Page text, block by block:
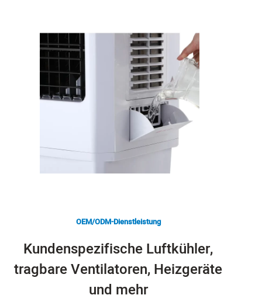
OEM/ODM-Dienstleistung
Kundenspezifische Luftkühler,
tragbare Ventilatoren, Heizgeräte
und mehr